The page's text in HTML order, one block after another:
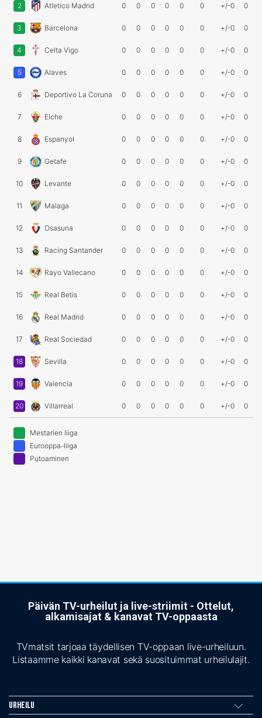
2 Atletico Madrid 0 0 0 0 0 0 +/-0 0
3 Barcelona 0 0 0 0 0 0 +/-0 0
4 Celta Vigo 0 0 0 0 0 0 +/-0 0
5 Alaves 0 0 0 0 0 0 +/-0 0
6 Deportivo La Coruna 0 0 0 0 0 0 +/-0 0
7 Elche 0 0 0 0 0 0 +/-0 0
8 Espanyol 0 0 0 0 0 0 +/-0 0
9 Getafe 0 0 0 0 0 0 +/-0 0
10 Levante 0 0 0 0 0 0 +/-0 0
11 Malaga 0 0 0 0 0 0 +/-0 0
12 Osasuna 0 0 0 0 0 0 +/-0 0
13 Racing Santander 0 0 0 0 0 0 +/-0 0
14 Rayo Vallecano 0 0 0 0 0 0 +/-0 0
15 Real Betis 0 0 0 0 0 0 +/-0 0
16 Real Madrid 0 0 0 0 0 0 +/-0 0
17 Real Sociedad 0 0 0 0 0 0 +/-0 0
18 Sevilla 0 0 0 0 0 0 +/-0 0
19 Valencia 0 0 0 0 0 0 +/-0 0
20 Villarreal 0 0 0 0 0 0 +/-0 0
Mestarien liiga
Eurooppa-liiga
Putoaminen
Päivän TV-urheilut ja live-striimit - Ottelut,
alkamisajat & kanavat TV-oppaasta
TVmatsit tarjoaa täydellisen TV-oppaan live-urheiluun.
Listaamme kaikki kanavat sekä suosituimmat urheilulajit.
Urheilu